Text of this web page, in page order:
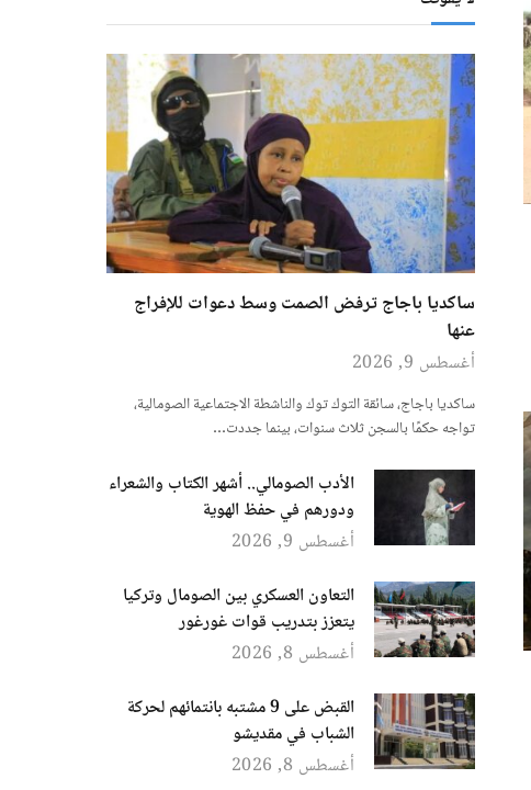
ساكديا باجاج ترفض الصمت وسط دعوات للإفراج
عنها
أغسطس 9, 2026
ساكديا باجاج، سائقة التوك توك والناشطة الاجتماعية الصومالية،
تواجه حكمًا بالسجن ثلاث سنوات، بينما جددت…
الأدب الصومالي.. أشهر الكتاب والشعراء
ودورهم في حفظ الهوية
أغسطس 9, 2026
التعاون العسكري بين الصومال وتركيا
يتعزز بتدريب قوات غورغور
أغسطس 8, 2026
القبض على 9 مشتبه بانتمائهم لحركة
الشباب في مقديشو
أغسطس 8, 2026